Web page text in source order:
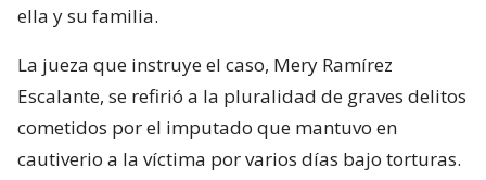
ella y su familia.
La jueza que instruye el caso, Mery Ramírez
Escalante, se refirió a la pluralidad de graves delitos
cometidos por el imputado que mantuvo en
cautiverio a la víctima por varios días bajo torturas.